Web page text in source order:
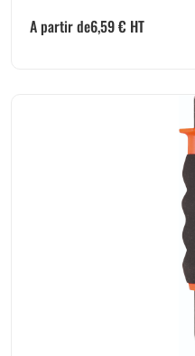
A partir de6,59€ HT